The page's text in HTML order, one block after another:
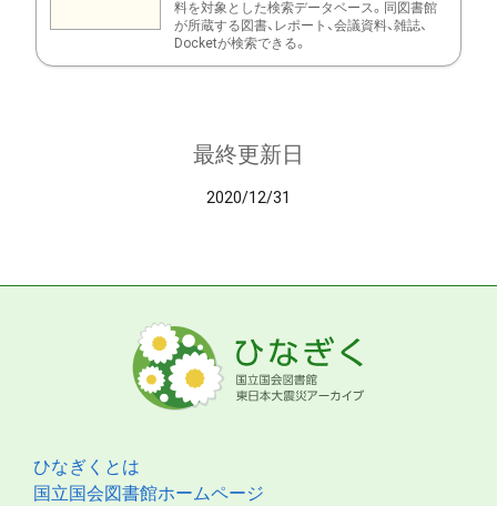
料を対象とした検索データベース。同図書館
が所蔵する図書、レポート、会議資料、雑誌、
Docketが検索できる。
最終更新日
2020/12/31
ひなぎくとは
国立国会図書館ホームページ